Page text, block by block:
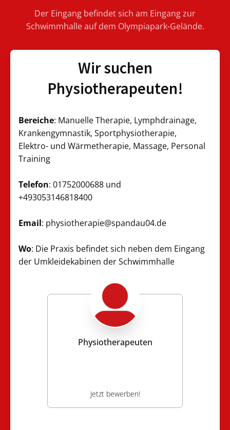
Der Eingang befindet sich am Eingang zur
Schwimmhalle auf dem Olympiapark-Gelände.
Wir suchen
Physiotherapeuten!
Bereiche: Manuelle Therapie, Lymphdrainage,
Krankengymnastik, Sportphysiotherapie,
Elektro- und Wärmetherapie, Massage, Personal
Training
Telefon: 01752000688 und
+493053146818400
Email: physiotherapie@spandau04.de
Wo: Die Praxis befindet sich neben dem Eingang
der Umkleidekabinen der Schwimmhalle
Physiotherapeuten
Jetzt bewerben!